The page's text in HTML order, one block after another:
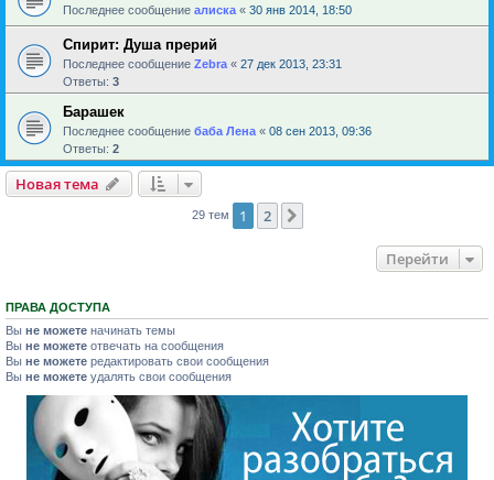
Последнее сообщение алиска « 30 янв 2014, 18:50
Спирит: Душа прерий
Последнее сообщение Zebra « 27 дек 2013, 23:31
Ответы: 3
Барашек
Последнее сообщение баба Лена « 08 сен 2013, 09:36
Ответы: 2
Новая тема
29 тем 1 2
Перейти
ПРАВА ДОСТУПА
Вы не можете начинать темы
Вы не можете отвечать на сообщения
Вы не можете редактировать свои сообщения
Вы не можете удалять свои сообщения